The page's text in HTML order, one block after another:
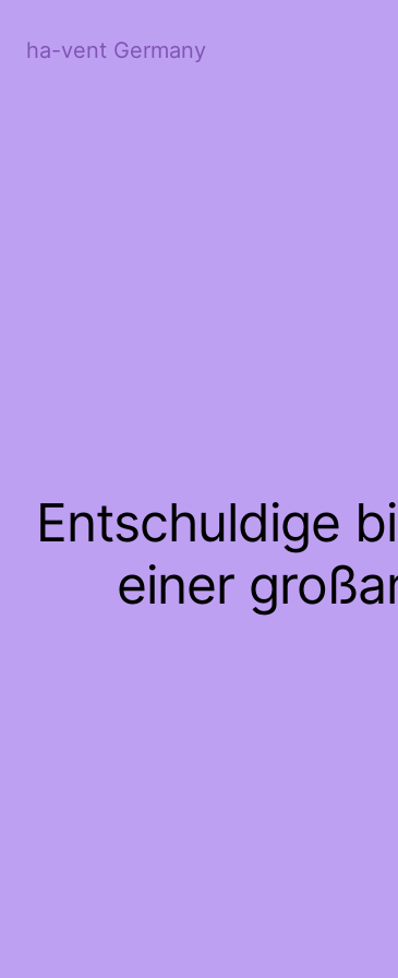
ha-vent Germany
Entschuldige
einer